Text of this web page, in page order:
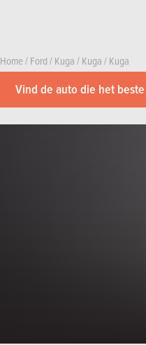
Home/Ford/Kuga/Kuga/Kuga
Vind de auto die het